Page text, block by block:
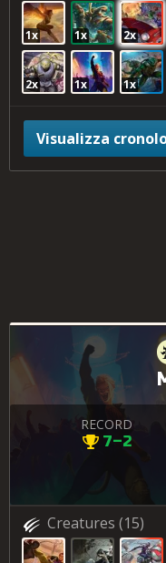
1x 1x 2x
2x 1x 1x
Visualizza
RECORD
7–2
Creatures (15)